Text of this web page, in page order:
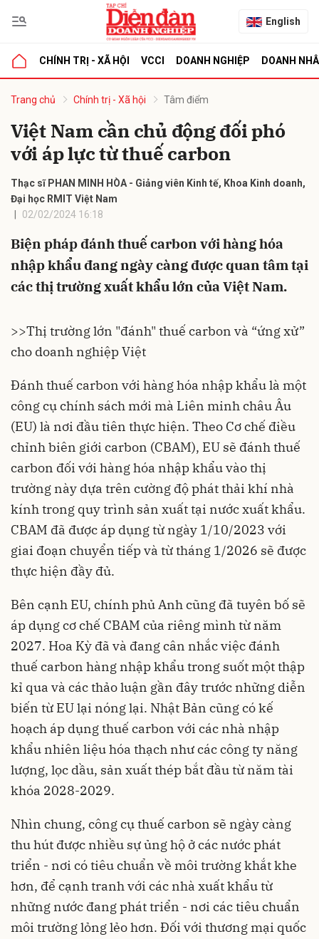
English
CHÍNH TRỊ - XÃ HỘI VCCI DOANH NGHIỆP DOANH
Trang chủ Chính trị - Xã hội Tâm điểm
Việt Nam cần chủ động đối phó
với áp lực từ thuế carbon
Thạc sĩ PHAN MINH HÒA - Giảng viên Kinh tế, Khoa Kinh doanh,
Đại học RMIT Việt Nam
02/02/2024 16:18
Biện pháp đánh thuế carbon với hàng hóa
nhập khẩu đang ngày càng được quan tâm tại
các thị trường xuất khẩu lớn của Việt Nam.
>>Thị trường lớn "đánh" thuế carbon và “ứng xử”
cho doanh nghiệp Việt
Đánh thuế carbon với hàng hóa nhập khẩu là một
công cụ chính sách mới mà Liên minh châu Âu
(EU) là nơi đầu tiên thực hiện. Theo Cơ chế điều
chỉnh biên giới carbon (CBAM), EU sẽ đánh thuế
carbon đối với hàng hóa nhập khẩu vào thị
trường này dựa trên cường độ phát thải khí nhà
kính trong quy trình sản xuất tại nước xuất khẩu.
CBAM đã được áp dụng từ ngày 1/10/2023 với
giai đoạn chuyển tiếp và từ tháng 1/2026 sẽ được
thực hiện đầy đủ.
Bên cạnh EU, chính phủ Anh cũng đã tuyên bố sẽ
áp dụng cơ chế CBAM của riêng mình từ năm
2027. Hoa Kỳ đã và đang cân nhắc việc đánh
thuế carbon hàng nhập khẩu trong suốt một thập
kỉ qua và các thảo luận gần đây trước những diễn
biến từ EU lại nóng lại. Nhật Bản cũng có kế
hoạch áp dụng thuế carbon với các nhà nhập
khẩu nhiên liệu hóa thạch như các công ty năng
lượng, lọc dầu, sản xuất thép bắt đầu từ năm tài
khóa 2028-2029.
Nhìn chung, công cụ thuế carbon sẽ ngày càng
thu hút được nhiều sự ủng hộ ở các nước phát
triển - nơi có tiêu chuẩn về môi trường khắt khe
hơn, để cạnh tranh với các nhà xuất khẩu từ
những nước đang phát triển - nơi các tiêu chuẩn
môi trường lỏng lẻo hơn. Đối với thương mại quốc
luận
Hủy